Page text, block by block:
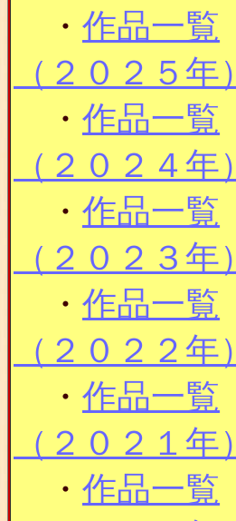
・ 作品一覧
（２０２５年）
・ 作品一覧
（２０２４年）
・ 作品一覧
（２０２３年）
・ 作品一覧
（２０２２年）
・ 作品一覧
（２０２１年）
・ 作品一覧